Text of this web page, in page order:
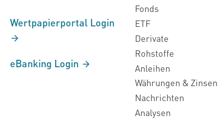
Wertpapierportal Login
eBanking Login
Fonds
ETF
Derivate
Rohstoffe
Anleihen
Währungen & Zinsen
Nachrichten
Analysen